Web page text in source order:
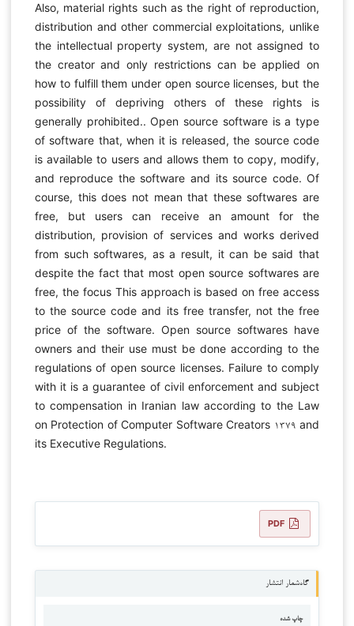
Also, material rights such as the right of reproduction,
distribution and other commercial exploitations, unlike
the intellectual property system, are not assigned to
the creator and only restrictions can be applied on
how to fulfill them under open source licenses, but the
possibility of depriving others of these rights is
generally prohibited.. Open source software is a type
of software that, when it is released, the source code
is available to users and allows them to copy, modify,
and reproduce the software and its source code. Of
course, this does not mean that these softwares are
free, but users can receive an amount for the
distribution, provision of services and works derived
from such softwares, as a result, it can be said that
despite the fact that most open source softwares are
free, the focus This approach is based on free access
to the source code and its free transfer, not the free
price of the software. Open source softwares have
owners and their use must be done according to the
regulations of open source licenses. Failure to comply
with it is a guarantee of civil enforcement and subject
to compensation in Iranian law according to the Law
on Protection of Computer Software Creators ۱۳۷۹ and
its Executive Regulations.
PDF
گاه‌شمار انتشار
چاپ شده